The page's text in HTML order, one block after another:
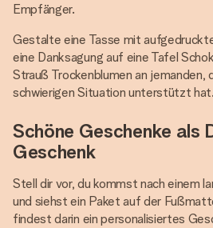
Empfänger.
Gestalte eine Tasse mit
eine Danksagung auf eine Tafel
Strauß Trockenblumen an jemanden,
schwierigen Situation unterstützt hat.
Schöne Geschenke als
Geschenk
Stell dir vor, du kommst nach einem
und siehst ein Paket auf der
findest darin ein personalisiertes